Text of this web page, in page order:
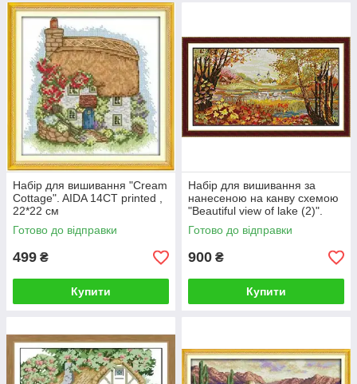
заміського будинку. Вони чудово доповнюють інтер'єр і
стануть прекрасним подарунком для всіх, хто цінує традиції,
природу та творчість.
Більшість наборів виконані на канві з нанесеним кольоровим
малюнком, що робить процес вишивання зручним і
комфортним. У каталозі представлені роботи різних
форматів і рівнів складності, тому кожен зможе знайти сюжет
до душі.
Набір для вишивання "Cream
Cottage". AIDA 14CT printed ,
22*22 см
Готово до відправки
499 ₴
Купити
Набір для вишивання за
нанесеною на канву схемою
"Beautiful view of lake (2)".
AIDA 14CT printed 50*30 см
Готово до відправки
900 ₴
Купити